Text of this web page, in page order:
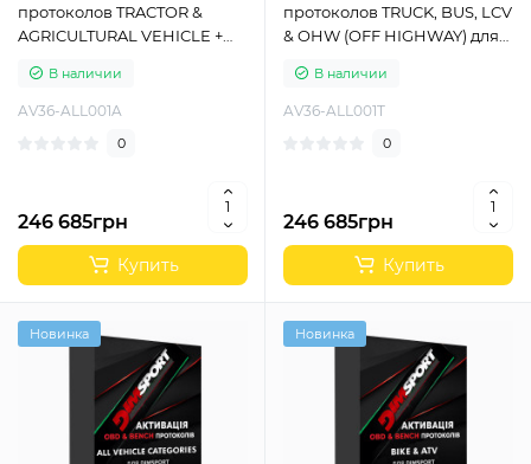
протоколов TRACTOR &
AGRICULTURAL VEHICLE +
Dimsport The Genius Master
В наличии
AV36-ALL001A
0
246 685грн
Купить
протоколов TRUCK, BUS, LCV
& OHW (OFF HIGHWAY) для
В наличии
AV36-ALL001T
0
246 685грн
Купить
Новинка Новинка